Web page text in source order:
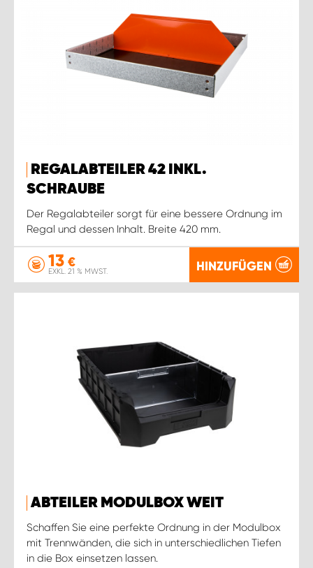
REGALABTEILER 42 INKL.
SCHRAUBE
Der Regalabteiler sorgt für eine bessere Ordnung im
Regal und dessen Inhalt. Breite 420 mm.
13 €
EXKL. 21 % MWST. HINZUFÜGEN
ABTEILER MODULBOX WEIT
Schaffen Sie eine perfekte Ordnung in der Modulbox
mit Trennwänden, die sich in unterschiedlichen Tiefen
in die Box einsetzen lassen.